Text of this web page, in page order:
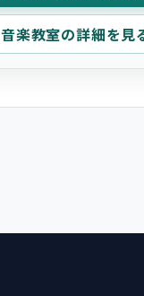
音楽教室の詳細を見